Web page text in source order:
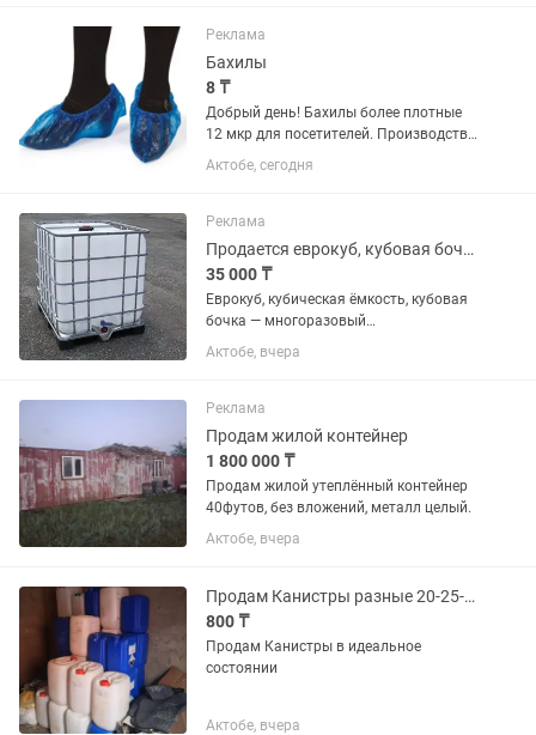
Реклама
Бахилы
8 ₸
Добрый день! Бахилы более плотные
12 мкр для посетителей. Производство
от крупного Российского завода! Цена
за пару На все размеры обуви От 2
мкр 7,5 тг...
Актобе, сегодня
Реклама
Продается еврокуб, кубовая бочка, ёмкость, тара, тонник
35 000 ₸
Еврокуб, кубическая ёмкость, кубовая
бочка — многоразовый
среднетоннажный грузовой кубический
контейнер. Еврокубы применяются в
хранения жидких и сыпучих...
Актобе, вчера
Реклама
Продам жилой контейнер
1 800 000 ₸
Продам жилой утеплённый контейнер
40футов, без вложений, металл целый.
Актобе, вчера
Продам Канистры разные 20-25-30л
800 ₸
Продам Канистры в идеальное
состоянии
Актобе, вчера